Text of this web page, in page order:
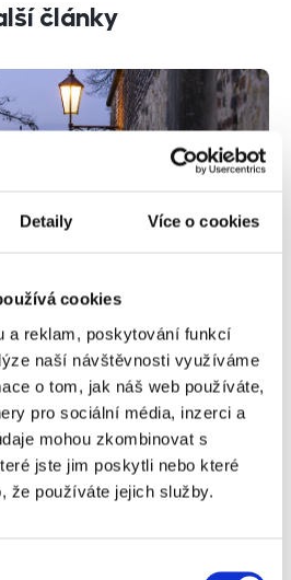
Detaily Více o cookies
cookies
a reklam, poskytování funkcí
naší návštěvnosti využíváme
o tom, jak náš web používáte,
pro sociální média, inzerci a
mohou zkombinovat s
jste jim poskytli nebo které
že používáte jejich služby.
články
na realitním trhu
přípravy a finalizace trvaly
vzejít v platnost v polovině
pravděpodobností
odkládat. Nikdo však nezná
úprav a realitní trh je včetně